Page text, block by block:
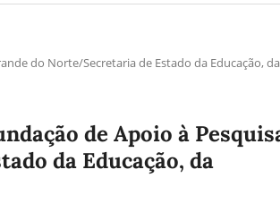
do Norte/Secretaria de Estado da Educação, da
de Apoio à
da Educação, da